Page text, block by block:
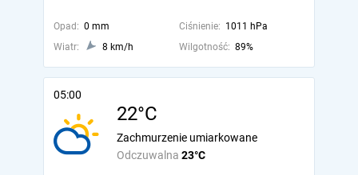
Opad: 0 mm Ciśnienie: 1011 hPa
Wiatr:
8 km/h Wilgotność: 89%
05:00
22°C
Odczuwalna 23°C
Zachmurzenie umiarkowane